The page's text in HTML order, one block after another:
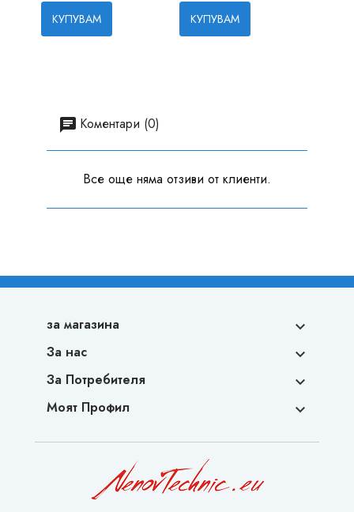
КУПУВАМ КУПУВАМ
Коментари (0)
Все още няма отзиви от клиенти.
за магазина 
За нас 
За Потребителя 
Моят Профил 